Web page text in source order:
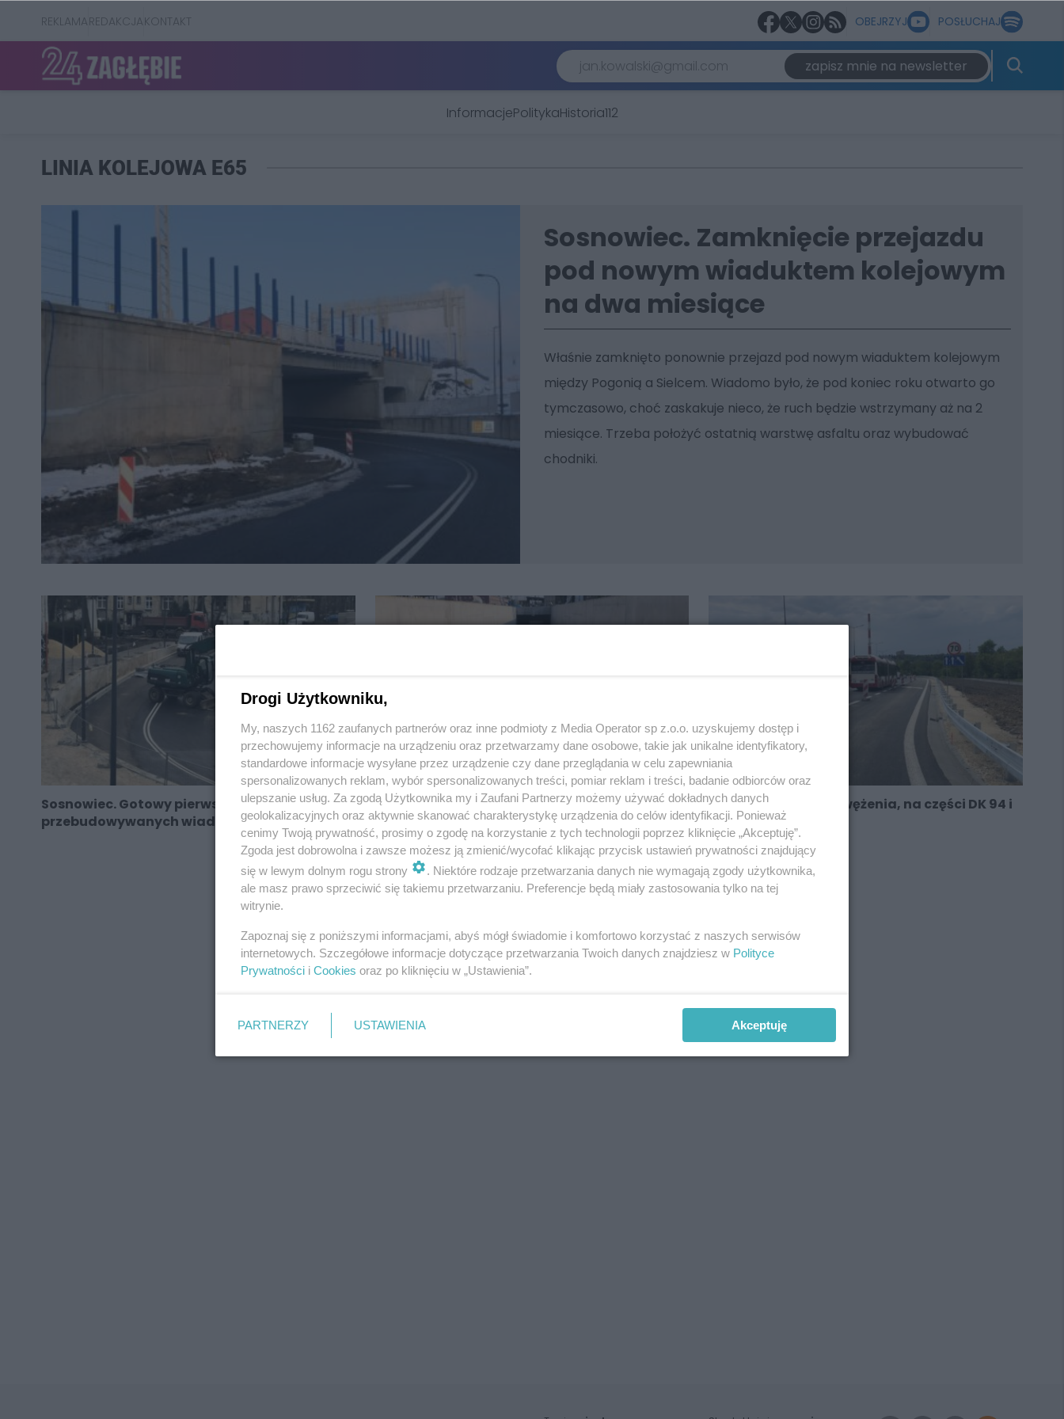
REKLAMAREDAKCJAKONTAKT OBEJRZYJ POSŁUCHAJ
zapisz mnie na newsletter
InformacjePolitykaHistoria112
LINIA KOLEJOWA E65
Sosnowiec. Zamknięcie przejazdu
pod nowym wiaduktem kolejowym
na dwa miesiące
Właśnie zamknięto ponownie przejazd pod nowym wiaduktem kolejowym
między Pogonią a Sielcem. Wiadomo było, że pod koniec roku otwarto go
tymczasowo, choć zaskakuje nieco, że ruch będzie wstrzymany aż na 2
miesiące. Trzeba położyć ostatnią warstwę asfaltu oraz wybudować
chodniki.
Sosnowiec. Gotowy pierwszy z
przebudowywanych wiaduktów
Sosnowiec. Tunel pieszo-rowerowy pod
torami już czynny
Sosnowiec. Koniec zwężenia, na części DK 94 i
nowa łącznica
REKLAMA
Drogi Użytkowniku,
My, naszych 1162 zaufanych partnerów oraz inne podmioty z Media Operator sp z.o.o. uzyskujemy dostęp i
przechowujemy informacje na urządzeniu oraz przetwarzamy dane osobowe, takie jak unikalne identyfikatory,
standardowe informacje wysyłane przez urządzenie czy dane przeglądania w celu zapewniania
spersonalizowanych reklam, wybór spersonalizowanych treści, pomiar reklam i treści, badanie odbiorców oraz
ulepszanie usług. Za zgodą Użytkownika my i Zaufani Partnerzy możemy używać dokładnych danych
geolokalizacyjnych oraz aktywnie skanować charakterystykę urządzenia do celów identyfikacji. Ponieważ
cenimy Twoją prywatność, prosimy o zgodę na korzystanie z tych technologii poprzez kliknięcie „Akceptuję”.
Zgoda jest dobrowolna i zawsze możesz ją zmienić/wycofać klikając przycisk ustawień prywatności znajdujący
się w lewym dolnym rogu strony
. Niektóre rodzaje przetwarzania danych nie wymagają zgody użytkownika,
ale masz prawo sprzeciwić się takiemu przetwarzaniu. Preferencje będą miały zastosowania tylko na tej
witrynie.
Zapoznaj się z poniższymi informacjami, abyś mógł świadomie i komfortowo korzystać z naszych serwisów
internetowych. Szczegółowe informacje dotyczące przetwarzania Twoich danych znajdziesz w Polityce
Prywatności i Cookies oraz po kliknięciu w „Ustawienia”.
PARTNERZY USTAWIENIA Akceptuję